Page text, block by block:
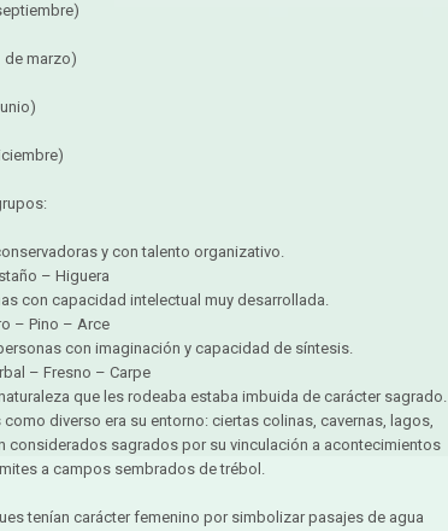
de marzo)
y con talento organizativo.
– Higuera
con capacidad intelectual muy desarrollada.
– Pino – Arce
con imaginación y capacidad de síntesis.
– Fresno – Carpe
que les rodeaba estaba imbuida de carácter sagrado.
diverso era su entorno: ciertas colinas, cavernas, lagos,
considerados sagrados por su vinculación a acontecimientos
a campos sembrados de trébol.
tenían carácter femenino por simbolizar pasajes de agua